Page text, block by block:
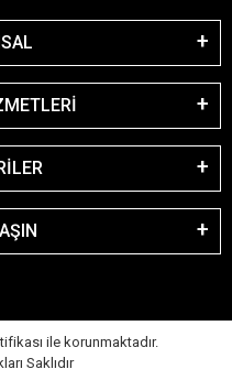
ile korunmaktadır.
Saklıdır